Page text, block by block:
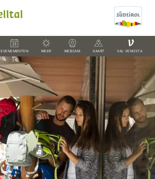
EVENEMENTEN WEER WEBCAM KAART
V
VAL VENOSTA